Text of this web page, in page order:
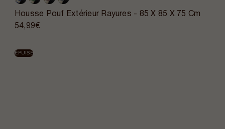
Housse Pouf Extérieur Rayures - 85 X 85 X 75 Cm
54,99€
ÉPUISÉ